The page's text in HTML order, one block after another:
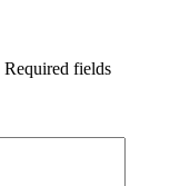
Required fields